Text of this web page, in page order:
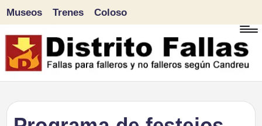
Saltar
al
Museos Trenes Coloso